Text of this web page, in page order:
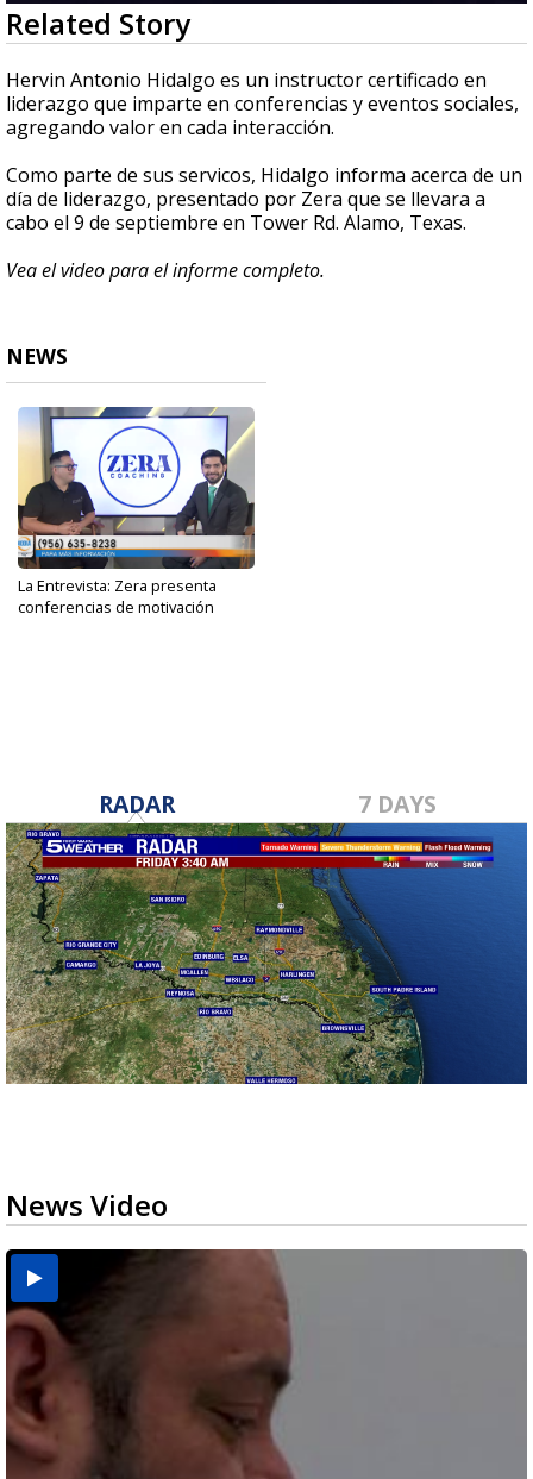
0
seconds
of
5
minutes,
16
seconds
Related Story
Hervin Antonio Hidalgo es un instructor certificado en
liderazgo que imparte en conferencias y eventos sociales,
agregando valor en cada interacción.
Como parte de sus servicos, Hidalgo informa acerca de un
día de liderazgo, presentado por Zera que se llevara a
cabo el 9 de septiembre en Tower Rd. Alamo, Texas.
Vea el video para el informe completo.
NEWS
La Entrevista: Zera presenta
conferencias de motivación
RADAR 7 DAYS
News Video